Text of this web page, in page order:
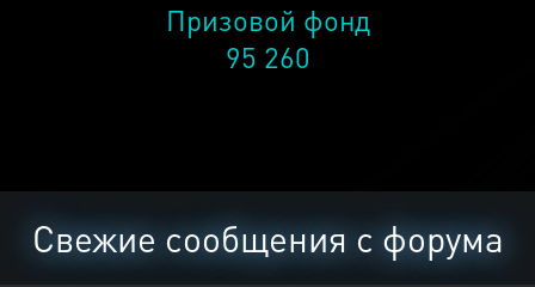
Призовой фонд
95 260
Свежие сообщения с форума